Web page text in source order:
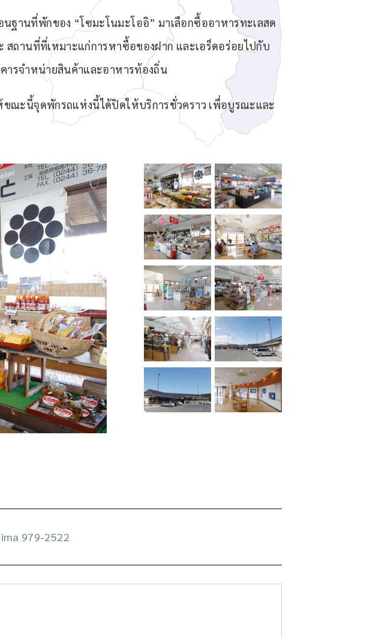
านที่พักของ “โซมะโนมะโออิ” มาเลือกซื้ออาหารทะเลสด
ถานที่ที่เหมาะแก่การหาซื้อของฝาก และเอร็ดอร่อยไปกับ
ารจำหน่ายสินค้าและอาหารท้องถิ่น
ณะนี้จุดพักรถแห่งนี้ได้ปิดให้บริการชั่วคราว เพื่อบูรณะและ
979-2522